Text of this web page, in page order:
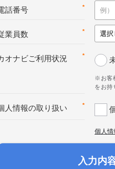
*
話番号
*
業員数
*
オナビご利用状況
※お客
をお持
*
人情報の取り扱い
個人情
入力内